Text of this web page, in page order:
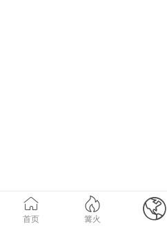

首页

篝火 